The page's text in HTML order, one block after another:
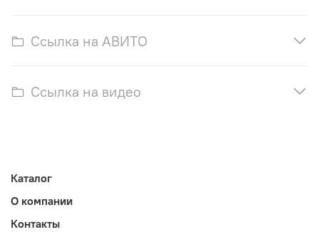
Ссылка на АВИТО
Ссылка на видео
Каталог
О компании
Контакты